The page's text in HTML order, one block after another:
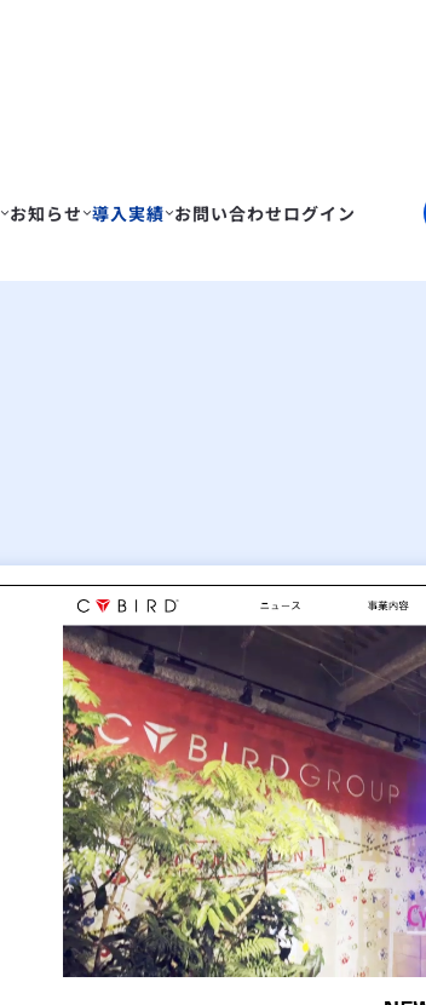
お知らせ 導入実績 お問い合わせログイン